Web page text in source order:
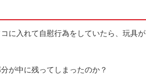
に入れて自慰行為をしていたら、玩具が
が中に残ってしまったのか？